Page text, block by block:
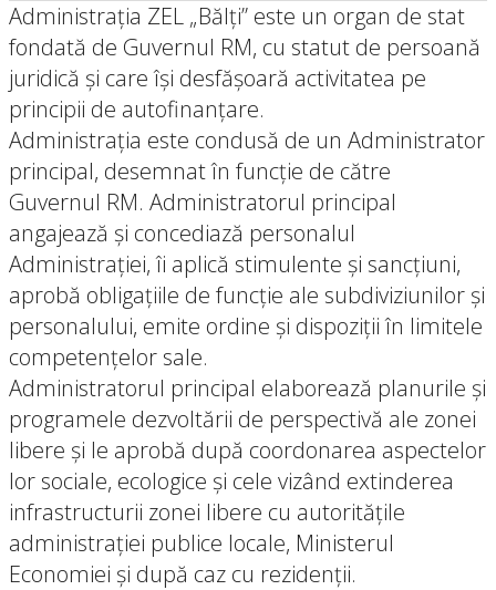
Administraţia ZEL „Bălți” este un organ de stat
fondată de Guvernul RM, cu statut de persoană
juridică şi care îşi desfăşoară activitatea pe
principii de autofinanţare.
Administraţia este condusă de un Administrator
principal, desemnat în funcţie de către
Guvernul RM. Administratorul principal
angajează şi concediază personalul
Administraţiei, îi aplică stimulente şi sancţiuni,
aprobă obligaţiile de funcţie ale subdiviziunilor şi
personalului, emite ordine şi dispoziţii în limitele
competenţelor sale.
Administratorul principal elaborează planurile şi
programele dezvoltării de perspectivă ale zonei
libere şi le aprobă după coordonarea aspectelor
lor sociale, ecologice şi cele vizând extinderea
infrastructurii zonei libere cu autorităţile
administraţiei publice locale, Ministerul
Economiei şi după caz cu rezidenţii.